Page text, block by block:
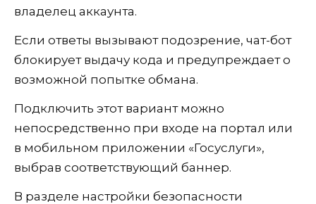
владелец аккаунта.
Если ответы вызывают подозрение, чат-бот
блокирует выдачу кода и предупреждает о
возможной попытке обмана.
Подключить этот вариант можно
непосредственно при входе на портал или
в мобильном приложении «Госуслуги»,
выбрав соответствующий баннер.
В разделе настройки безопасности